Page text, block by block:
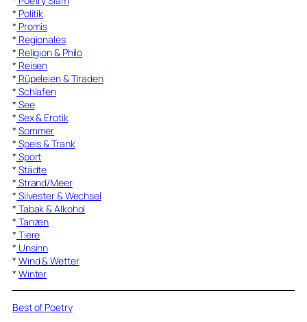
* Politik
* Promis
* Regionales
* Religion & Philo
* Reisen
* Rüpeleien & Tiraden
* Schlafen
* See
* Sex & Erotik
* Sommer
* Speis & Trank
* Sport
* Städte
* Strand/Meer
* Silvester & Wechsel
* Tabak & Alkohol
* Tanzen
* Tiere
* Unsinn
* Wind & Wetter
* Winter
Best of Poetry